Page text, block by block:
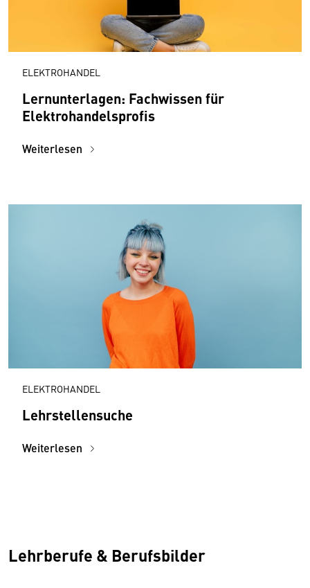
ELEKTROHANDEL
Lernunterlagen: Fachwissen für
Elektrohandelsprofis
Weiterlesen
ELEKTROHANDEL
Lehrstellensuche
Weiterlesen
Lehrberufe & Berufsbilder